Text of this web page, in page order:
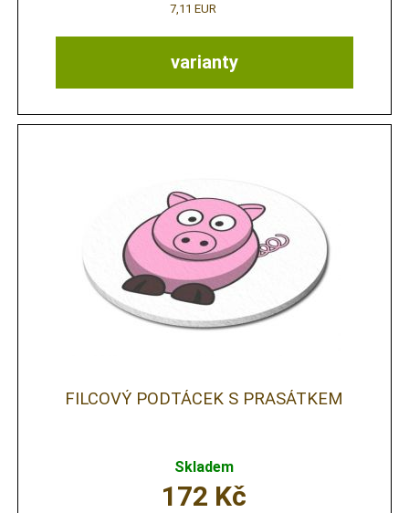
varianty
7,11 EUR
FILCOVÝ PODTÁCEK S PRASÁTKEM
Skladem
172 Kč